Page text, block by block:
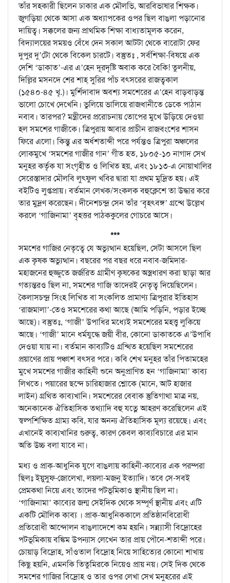
তাঁর সহকারী ছিলেন ঢাকার এক মৌলভি, আরবিভাষার শিক্ষক।
জুগড়িয়া থেকে আসা এক অধ্যাপকের ওপর ছিল বাঙলা পড়ানোর
দায়িত্ব। সক্কলের জন্য প্রাথমিক শিক্ষা বাধ্যতামূলক করেন,
বিদ্যালয়ের সময়ও বেঁধে দেন সকাল আটটা থেকে বারোটা ফের
দুপুর দু’টো থেকে বিকেল চারটে। বস্তুতঃ , সর্বশিক্ষা-বিষয়ে এক
দেশি ‘ডাকাত’-এর এ’হেন দূরদৃষ্টি অবাক করে বৈকি! তুলনীয়,
দিল্লির মসনদে শের শাহ্‌ সুরির পাঁচ বৎসরের রাজত্বকাল
(১৫৪০-৪৫ খৃ.)। মুর্শিদাবাদ অবশ্য সমশেরের এ’হেন বাড়বাড়ন্ত
ভালো চোখে দেখেনি। ভুলিয়ে ভালিয়ে রাজধানীতে ডেকে পাঠান
নবাব। তারপর? মন্ত্রীদের প্ররোচনায় তোপের মুখে উড়িয়ে দেওয়া
হল সমশের গাজীকে। ত্রিপুরায় আবার প্রাচীন রাজবংশের শাসন
ফিরে এলো। কিন্তু এর অর্ধশতাব্দী পরে পর্যন্তও ত্রিপুরা অঞ্চলের
লোকমুখে ‘সমশের গাজীর গান’ গীত হত, ১৮০৫-১০ নাগাদ সেখ
মনুহর কর্তৃক যা সংগৃহীত ও লিখিত হয়, এবং ১৮১৩-এ নোয়াখালির
সেরেস্তাদার মৌলবি লুৎফুল খবির দ্বারা যা প্রথম মুদ্রিত হয়। এই
বইটিও লুপ্তপ্রায়। বর্তমান লেখক/সংকলক বহুক্লেশে তা উদ্ধার করে
তার মুদ্রণ করেছেন। দীনেশচন্দ্র সেন তাঁর ‘বৃহৎবঙ্গ’ গ্রন্থে উল্লেখ
করলে ‘গাজিনামা’ বৃহত্তর পাঠককুলের গোচরে আসে।
***
সমশের গাজির নেতৃত্বে যে অভ্যুত্থান হয়েছিল, সেটা আসলে ছিল
এক কৃষক অভ্যুত্থান। বছরের পর বছর ধরে নবাব-জমিদার-
মহাজনের হুজ্জুতে জর্জরিত গ্রামীণ কৃষকের অস্ত্রধারণ করা ছাড়া আর
গত্যন্তরও ছিল না, সমশের গাজি তাদেরই নেতৃত্ব দিয়েছিলেন।
কৈলাসচন্দ্র সিংহ লিখিত বা সংকলিত প্রামাণ্য ত্রিপুরার ইতিহাস
‘রাজমালা’-তেও সমশেরের কথা আছে (আমি পড়িনি, পড়ার ইচ্ছে
আছে)। বস্তুতঃ, ‘গাজী’ উপাধির মধ্যেই সমশেরের মহত্ত্ব লুকিয়ে
আছে। ‘গাজী’ মানে ধর্মযুদ্ধে জয়ী বীর, কোনো ডাকাতকে এ’উপাধি
দেওয়া যায় না। বর্তমান কাব্যটিও গ্রন্থিত হয়েছিল সমশেরের
প্রয়াণের প্রায় পঞ্চাশ বৎসর পরে। কবি শেখ মনুহর তাঁর পিতামহের
মুখে সমশের গাজীর কাহিনী শুনে অনুপ্রাণিত হন ‘গাজিনামা’ কাব্য
লিখতে। পয়ারের ছন্দে চারিহাজার শ্লোকে (মানে, আট হাজার
লাইন) গ্রথিত কাব্যখানি। সমশেরের বেবাক স্তুতিগাথা মাত্র নয়,
অনেকানেক ঐতিহাসিক তথ্যাদি বহু যত্নে আহরণ করেছিলেন এই
স্বল্পশিক্ষিত গ্রাম্য কবি, যার অনন্য ঐতিহাসিক মূল্য রয়েছে। এবং
এখানেই কাব্যখানির গুরুত্ব, কারণ কেবল কাব্যবিচারে এর মান
অতি উচ্চ বলা যাবে না।
মধ্য ও প্রাক্‌-আধুনিক যুগে বাঙলায় কাহিনী-কাব্যের এক পরম্পরা
ছিলঃ ইয়ুসুফ-জোলেখা, লয়লা-মজনু ইত্যাদি। তবে সে-সবই
প্রেমকথা নিয়ে এবং তাদের পটভূমিকাও স্থানীয় ছিল না।
‘গাজিনামা’ কাব্যের জন্ম সেইদিক থেকে সম্পূর্ণ স্থানীয় এবং এটি
একটি মৌলিক কাব্য । প্রাক্‌-আধুনিককালে প্রতিষ্ঠানবিরোধী
প্রতিরোধী আন্দোলন বাঙলাদেশে কম হয়নি। সন্ন্যাসী বিদ্রোহের
পটভূমিকায় বঙ্কিম উপন্যাস লেখেন তার প্রায় পৌনে-শতাব্দী পরে।
চোয়াড় বিদ্রোহ, সাঁওতাল বিদ্রোহ নিয়ে সাহিত্যের কোনো শাখায়
কিছু হয়নি, এমনকি তিতুমিরকে নিয়েও প্রায় নয়। সেই দিক থেকে
সমশের গাজির বিদ্রোহ ও তার ওপর লেখা সেখ মনুহরের এই